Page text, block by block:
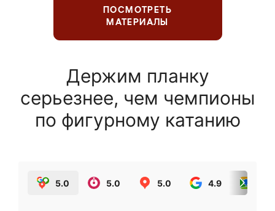
ПОСМОТРЕТЬ
МАТЕРИАЛЫ
Держим планку
серьезнее, чем чемпионы
по фигурному катанию
5.0 5.0 5.0 4.9